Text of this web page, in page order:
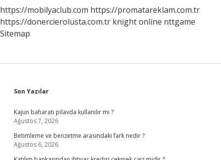
https://mobilyaclub.com https://promatareklam.com.tr
https://donercierolusta.com.tr knight online nttgame
Sitemap
Sidebar
Son Yazılar
Kajun baharatı pilavda kullanılır mı ?
Ağustos 7, 2026
Betimleme ve benzetme arasındaki fark nedir ?
Ağustos 6, 2026